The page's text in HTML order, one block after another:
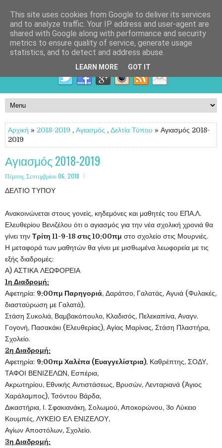
Αρχική » 2018-2019 , Αγιασμός , Δελτία Τύπου » Αγιασμός 2018-
2019
Αγιασμός 2018-2019
Πέμπτη, Σεπτεμβρίου 06, 2018
ΔΕΛΤΙΟ ΤΥΠΟΥ
Ανακοινώνεται στους γονείς, κηδεμόνες και μαθητές του ΕΠΑ.Λ.
Ελευθερίου Βενιζέλου ότι ο αγιασμός για την νέα σχολική χρονιά θα
γίνει την Τρίτη 11-9-18 στις 10:00πμ στο σχολείο στις Μουρνιές.
Η μεταφορά των μαθητών θα γίνει με μισθωμένα λεωφορεία με τις
εξής διαδρομές:
Α) ΑΣΤΙΚΑ ΛΕΩΦΟΡΕΙΑ
1η Διαδρομή:
Αφετηρία: 9:00πμ Παρηγοριά, Δαράτσο, Γαλατάς, Αγυιά (Φυλακές,
διασταύρωση με Γαλατά),
Στάση Συκολιά, Βαμβακόπουλο, Κλαδισός, Πελεκαπίνα, Αναγν.
Γογονή, Πασακάκι (Ελευθερίας), Αγίας Μαρίνας, Στάση Πλαστήρα,
Σχολείο.
2η Διαδρομή:
Αφετηρία: 9:00πμ Χαλέπα (Ευαγγελίστρια), Καθρέπτης, ΣΟΔΥ,
ΤΑΦΟΙ ΒΕΝΙΖΕΛΩΝ, Εσπέρια,
Ακρωτηρίου, Εθνικής Αντιστάσεως, Βρυσών, Λενταριανά (Άγιος
Χαράλαμπος), Τσόντου Βάρδα,
Δικαστήρια, Ι. Σφακιανάκη, Σολωμού, Αποκορώνου, 3ο Λύκειο
Κουμπές, ΛΥΚΕΙΟ ΕΛ ΕΝΙΖΕΛΟΥ,
Αγίων Αποστόλων, Σχολείο.
3η Διαδρομή:
This site uses cookies from Google to deliver its services
and to analyze traffic. Your IP address and user-agent are
shared with Google along with performance and security
metrics to ensure quality of service, generate usage
statistics, and to detect and address abuse.
LEARN MORE GOT IT